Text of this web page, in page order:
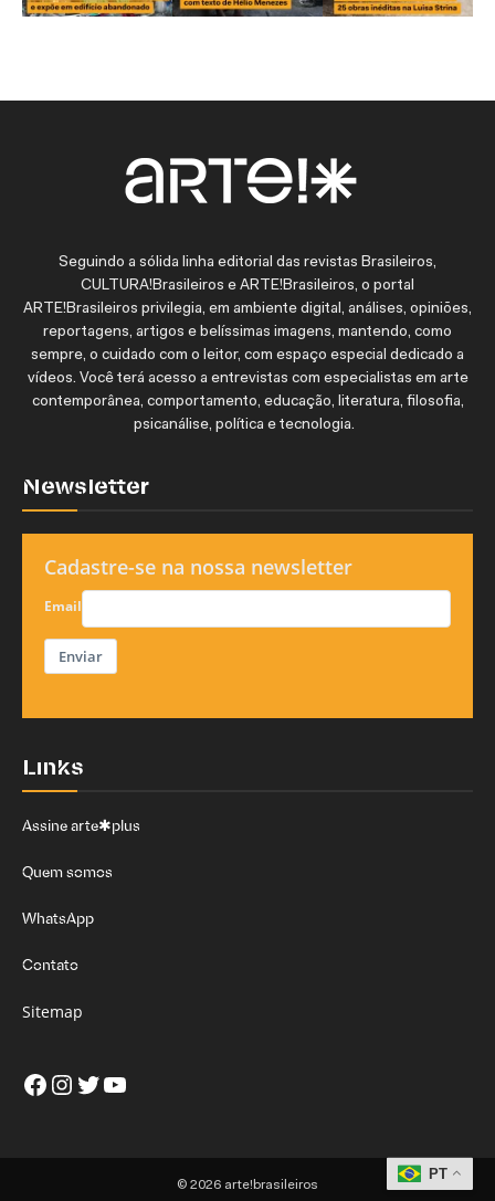
Seguindo a sólida linha editorial das revistas Brasileiros,
CULTURA!Brasileiros e ARTE!Brasileiros, o portal
ARTE!Brasileiros privilegia, em ambiente digital, análises, opiniões,
reportagens, artigos e belíssimas imagens, mantendo, como
sempre, o cuidado com o leitor, com espaço especial dedicado a
vídeos. Você terá acesso a entrevistas com especialistas em arte
contemporânea, comportamento, educação, literatura, filosofia,
psicanálise, política e tecnologia.
Newsletter
Cadastre-se na nossa newsletter
Email
Enviar
Links
Assine arte✱plus
Quem somos
WhatsApp
Contato
Sitemap
Facebook
Instagram
Twitter
Youtube
© 2026 arte!brasileiros
PT